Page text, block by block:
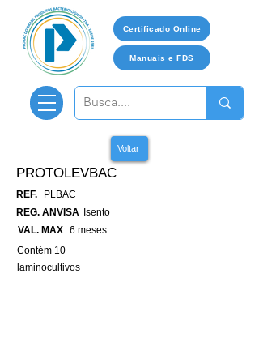
Certificado Online
Manuais e FDS
Voltar
PROTOLEVBAC
REF.
PLBAC
REG. ANVISA Isento
VAL. MAX 6 meses
Contém 10
laminocultivos